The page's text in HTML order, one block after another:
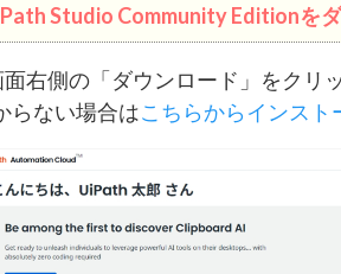
Studio Community Editionを
右側の「ダウンロード」をクリ
らない場合はこちらからインスト